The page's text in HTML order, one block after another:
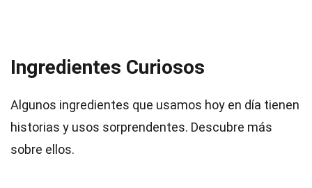
Ingredientes Curiosos
Algunos ingredientes que usamos hoy en día tienen
historias y usos sorprendentes. Descubre más
sobre ellos.